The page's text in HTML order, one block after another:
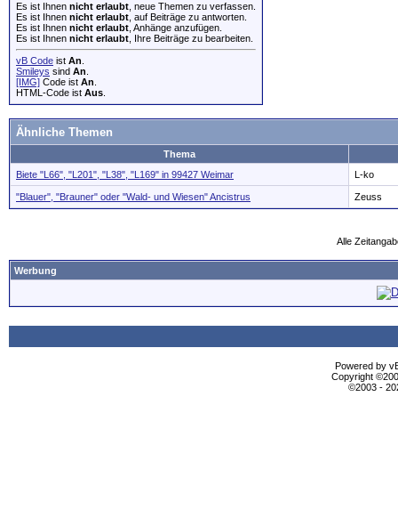
Es ist Ihnen nicht erlaubt , neue Themen zu verfassen.
Es ist Ihnen nicht erlaubt , auf Beiträge zu antworten.
Es ist Ihnen nicht erlaubt , Anhänge anzufügen.
Es ist Ihnen nicht erlaubt , Ihre Beiträge zu bearbeiten.
vB Code ist An
Smileys sind An
[IMG] Code ist An
HTML-Code ist Aus
Ähnliche Themen
Thema
Biete "L66", "L201", "L38", "L169" in 99427 Weimar
L-ko
"Blauer", "Brauner" oder "Wald- und Wiesen" Ancistrus Zeuss
Alle
Werbung
Powered by
Copyright
©2003 -